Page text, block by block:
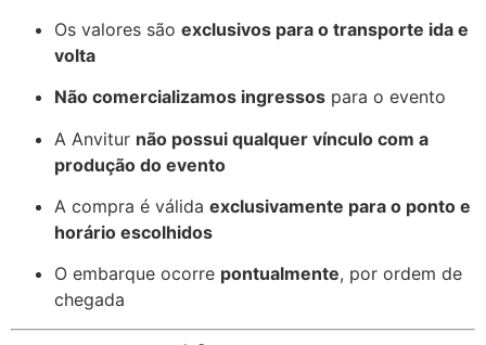
Os valores são exclusivos para o transporte ida e
volta
Não comercializamos ingressos para o evento
A Anvitur não possui qualquer vínculo com a
produção do evento
A compra é válida exclusivamente para o ponto e
horário escolhidos
O embarque ocorre pontualmente, por ordem de
chegada